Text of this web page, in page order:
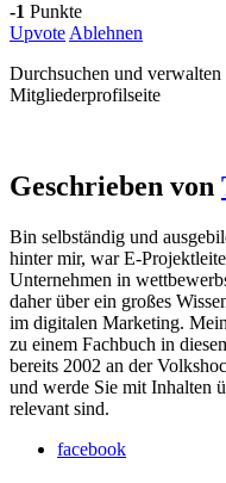
-1 Punkte
Upvote Ablehnen
Durchsuchen und
Mitgliederprofilseite
Geschrieben von
Bin selbständig und
hinter mir, war E-
Unternehmen in
daher über ein großes
im digitalen Marketing.
zu einem Fachbuch in
bereits 2002 an der
und werde Sie mit Inhalten
relevant sind.
facebook